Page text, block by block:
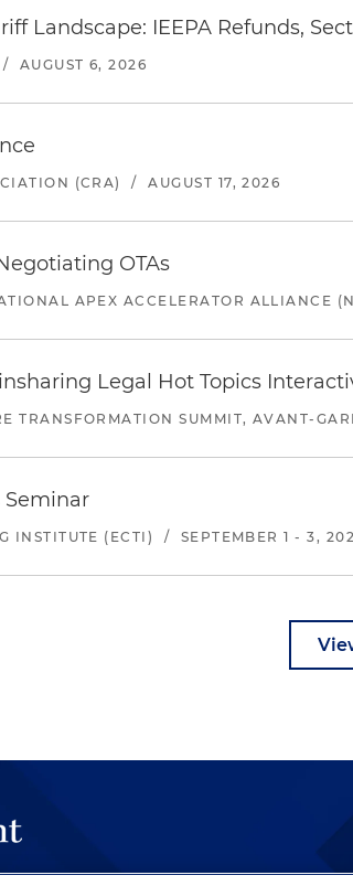
Landscape: IEEPA Refunds,
/ AUGUST 6, 2026
(CRA) / AUGUST 17, 2026
OTAs
APEX ACCELERATOR ALLIANCE
Legal Hot Topics
TRANSFORMATION SUMMIT, AVANT-
Seminar
INSTITUTE (ECTI) / SEPTEMBER 1 - 3,